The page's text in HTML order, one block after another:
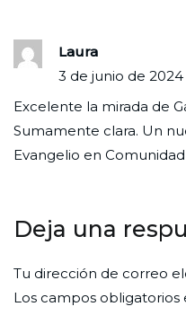
Laura
3 de junio de 2024
Excelente la mirada de
Sumamente clara. Un
Evangelio en Comunidad
Deja una
Tu dirección de correo
Los campos obligatorios